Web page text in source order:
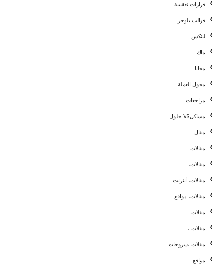
قرارات تعقيبية
قوالب بلوجر
لينكس
ماك
مجانا
محول العملة
مراجعات
مشاكلVS حلول
مقال
مقالات
مقالات،
مقالات، أنترنت
مقالات، مواقع
مقلات
مقلات ،
مقلات ،شروحات
مواقع